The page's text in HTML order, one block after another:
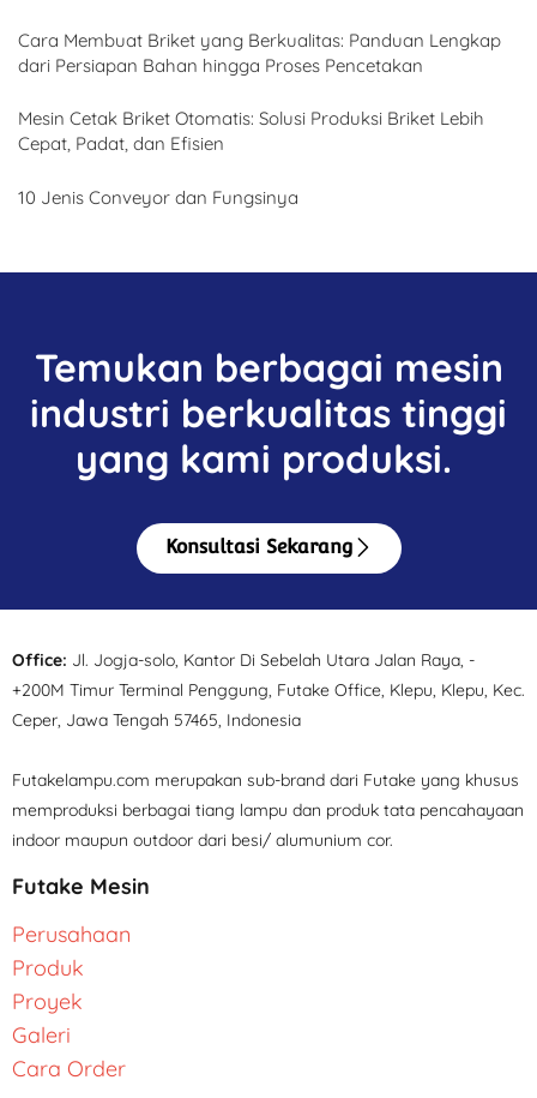
Cara Membuat Briket yang Berkualitas: Panduan Lengkap
dari Persiapan Bahan hingga Proses Pencetakan
Mesin Cetak Briket Otomatis: Solusi Produksi Briket Lebih
Cepat, Padat, dan Efisien
10 Jenis Conveyor dan Fungsinya
Temukan berbagai mesin
industri berkualitas tinggi
yang kami produksi.
Konsultasi Sekarang
Office: Jl. Jogja-solo, Kantor Di Sebelah Utara Jalan Raya, -
+200M Timur Terminal Penggung, Futake Office, Klepu, Klepu, Kec.
Ceper, Jawa Tengah 57465, Indonesia
Futakelampu.com merupakan sub-brand dari Futake yang khusus
memproduksi berbagai tiang lampu dan produk tata pencahayaan
indoor maupun outdoor dari besi/ alumunium cor.
Futake Mesin
Perusahaan
Produk
Proyek
Galeri
Cara Order